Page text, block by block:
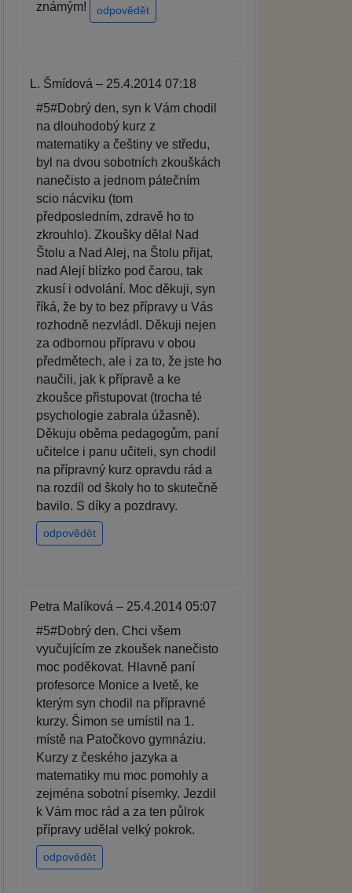
známým!
odpovědět
L. Šmídová – 25.4.2014 07:18
#5#Dobrý den, syn k Vám chodil
na dlouhodobý kurz z
matematiky a češtiny ve středu,
byl na dvou sobotních zkouškách
nanečisto a jednom pátečním
scio nácviku (tom
předposledním, zdravě ho to
zkrouhlo). Zkoušky dělal Nad
Štolu a Nad Alej, na Štolu přijat,
nad Alejí blízko pod čarou, tak
zkusí i odvolání. Moc děkuji, syn
říká, že by to bez přípravy u Vás
rozhodně nezvládl. Děkuji nejen
za odbornou přípravu v obou
předmětech, ale i za to, že jste ho
naučili, jak k přípravě a ke
zkoušce přistupovat (trocha té
psychologie zabrala úžasně).
Děkuju oběma pedagogům, paní
učitelce i panu učiteli, syn chodil
na přípravný kurz opravdu rád a
na rozdíl od školy ho to skutečně
bavilo. S díky a pozdravy.
odpovědět
Petra Malíková – 25.4.2014 05:07
#5#Dobrý den. Chci všem
vyučujícím ze zkoušek nanečisto
moc poděkovat. Hlavně paní
profesorce Monice a Ivetě, ke
kterým syn chodil na přípravné
kurzy. Šimon se umístil na 1.
místě na Patočkovo gymnáziu.
Kurzy z českého jazyka a
matematiky mu moc pomohly a
zejména sobotní písemky. Jezdil
k Vám moc rád a za ten půlrok
přípravy udělal velký pokrok.
odpovědět